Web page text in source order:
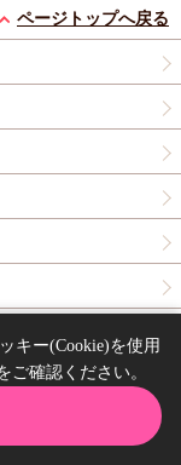
ページトップへ戻る
studio. All right reserved.
キー(Cookie)を使用
ご確認ください。